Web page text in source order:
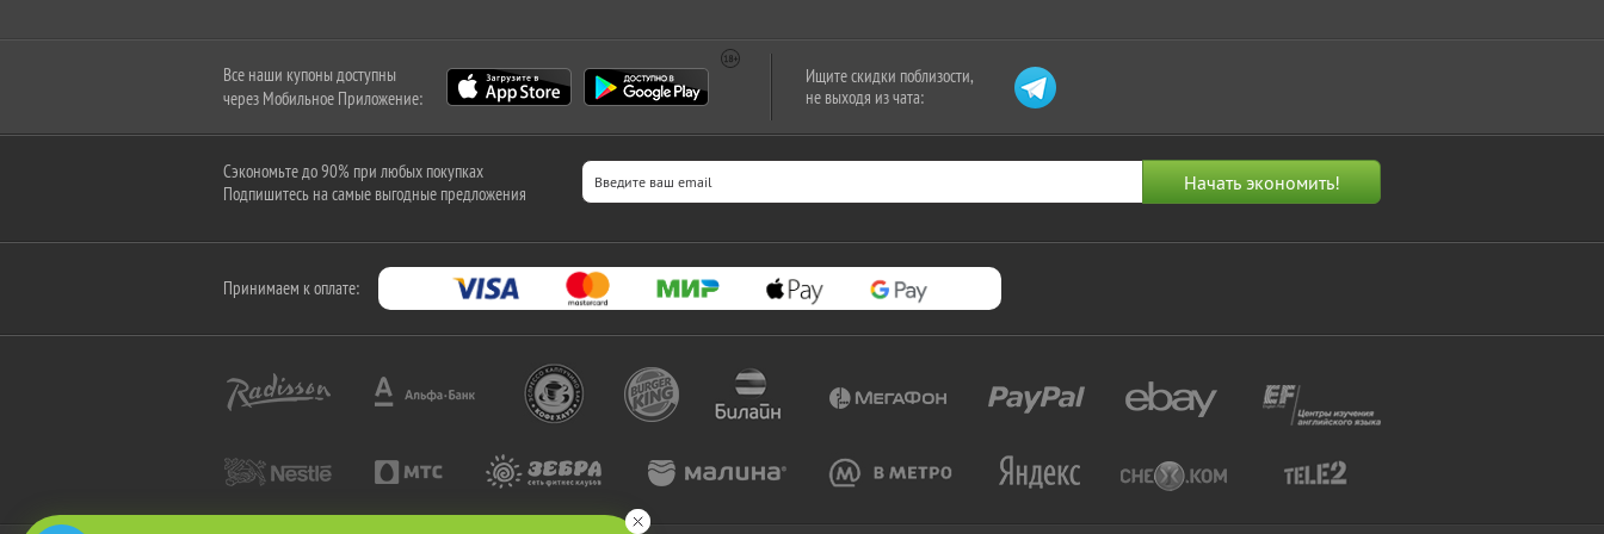
Все наши купоны доступны
через Мобильное Приложение:
Ищите скидки поблизости,
не выходя из чата:
Сэкономьте до 90% при любых покупках
Подпишитесь на самые выгодные предложения
Принимаем к оплате: